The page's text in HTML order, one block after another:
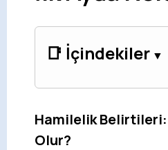
📑 İçindekiler
Hamilelik Belirtileri:
Olur?